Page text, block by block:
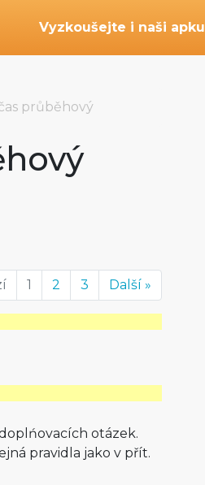
Vyzkoušejte i naši apku
průběhový
1 2 3 Další »
otázek.
pravidla jako v přít.